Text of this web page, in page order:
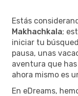
Estás
Makhachkala;
iniciar tu
pausa, unas
aventura que
ahora mismo es
En eDreams,